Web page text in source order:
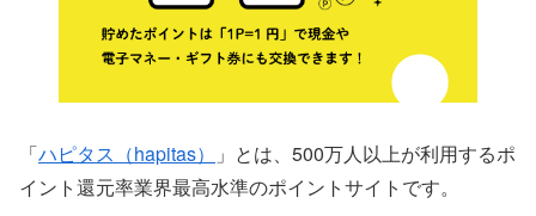
「ハピタス（hapitas）
」とは、500万人以上が利用するポ
イント還元率業界最高水準のポイントサイトです。